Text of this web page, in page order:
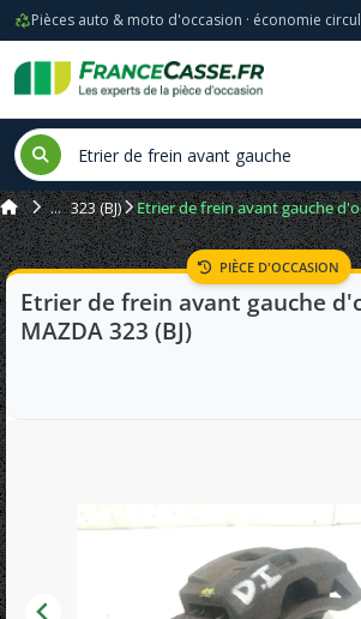
Pièces auto & moto d'occasion · économie
323 (BJ) Etrier de frein avant gauche
PIÈCE D'OCCASION
Etrier de frein avant gauche
MAZDA 323 (BJ)